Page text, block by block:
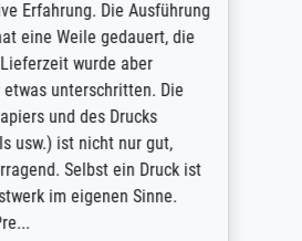
Erfahrung. Die Ausführung
eine Weile gedauert, die
wurde aber
unterschritten. Die
und des Drucks
usw.) ist nicht nur gut,
Selbst ein Druck ist
im eigenen Sinne.